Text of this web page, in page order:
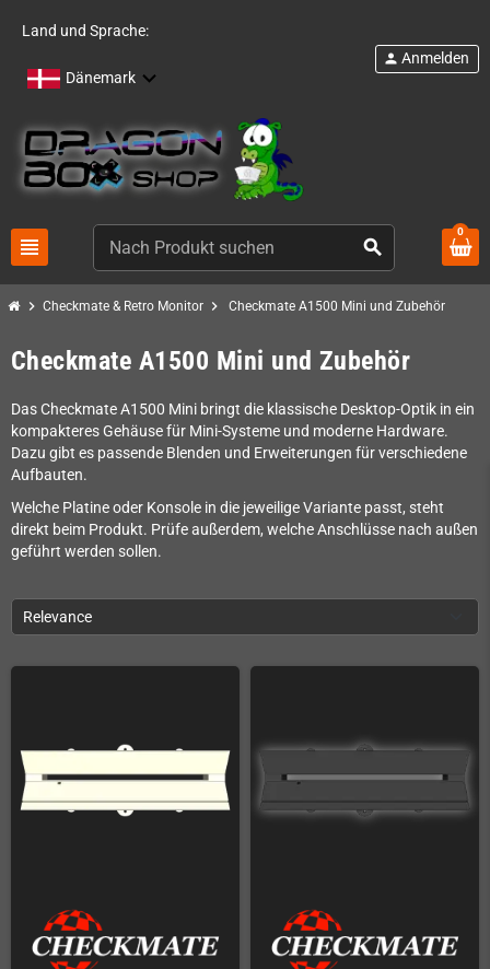
Land und Sprache:
Dänemark
view_headline search
person Anmelden
0
chevron_right Checkmate & Retro Monitor chevron_right Checkmate A1500 Mini und Zubehör
Checkmate A1500 Mini und Zubehör
Das Checkmate A1500 Mini bringt die klassische Desktop-Optik in ein
kompakteres Gehäuse für Mini-Systeme und moderne Hardware.
Dazu gibt es passende Blenden und Erweiterungen für verschiedene
Aufbauten.
Welche Platine oder Konsole in die jeweilige Variante passt, steht
direkt beim Produkt. Prüfe außerdem, welche Anschlüsse nach außen
geführt werden sollen.
Relevance